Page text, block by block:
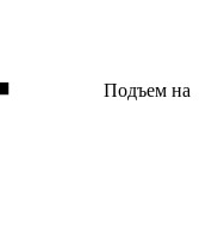
Подъем на